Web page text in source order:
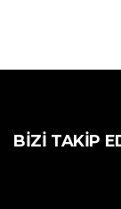
BIZI TAKIP